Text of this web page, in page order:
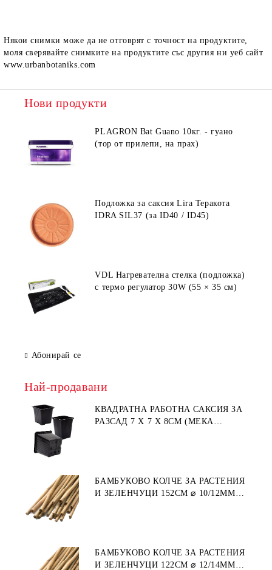
Някои снимки може да не отговрят с точност на продуктите,
моля сверявайте снимките на продуктите със другия ни уеб сайт
www.urbanbotaniks.com
Нови продукти
PLAGRON Bat Guano 10кг. - гуано
(тор от прилепи, на прах)
Подложка за саксия Lira Теракота
IDRA SIL37 (за ID40 / ID45)
VDL Нагревателна стелка (подложка)
с термо регулатор 30W (55 × 35 см)
Абонирай се
Най-продавани
КВАДРАТНА РАБОТНА САКСИЯ ЗА
РАЗСАД 7 X 7 X 8СМ (МЕКА
БАМБУКОВО КОЛЧЕ ЗА РАСТЕНИЯ
И ЗЕЛЕНЧУЦИ 152СМ ⌀ 10/12ММ
БАМБУКОВО КОЛЧЕ ЗА РАСТЕНИЯ
И ЗЕЛЕНЧУЦИ 122СМ ⌀ 12/14ММ